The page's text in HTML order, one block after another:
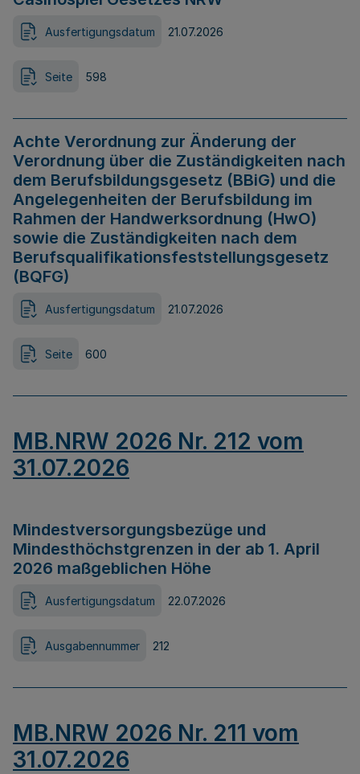
Ausfertigungsdatum 21.07.2026
Seite 598
Achte Verordnung zur Änderung der
Verordnung über die Zuständigkeiten nach
dem Berufsbildungsgesetz (BBiG) und die
Angelegenheiten der Berufsbildung im
Rahmen der Handwerksordnung (HwO)
sowie die Zuständigkeiten nach dem
Berufsqualifikationsfeststellungsgesetz
(BQFG)
Ausfertigungsdatum 21.07.2026
Seite 600
MB.NRW 2026 Nr. 212 vom
31.07.2026
Mindestversorgungsbezüge und
Mindesthöchstgrenzen in der ab 1. April
2026 maßgeblichen Höhe
Ausfertigungsdatum 22.07.2026
Ausgabennummer 212
MB.NRW 2026 Nr. 211 vom
31.07.2026